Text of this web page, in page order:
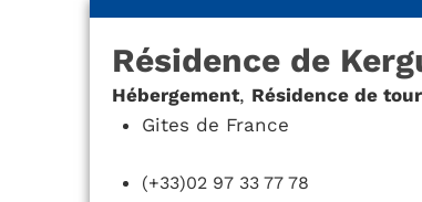
Résidence de
Hébergement, Résidence de
Gites de France
(+33)02 97 33 77 78